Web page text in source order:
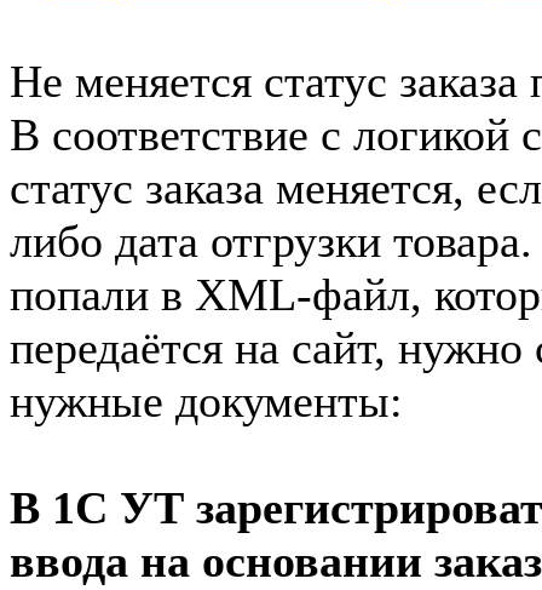
Не меняется статус
В соответствие с
статус заказа меняется,
либо дата отгрузки
попали в XML-файл,
передаётся на сайт,
нужные документы:
В 1С УТ
ввода на основании